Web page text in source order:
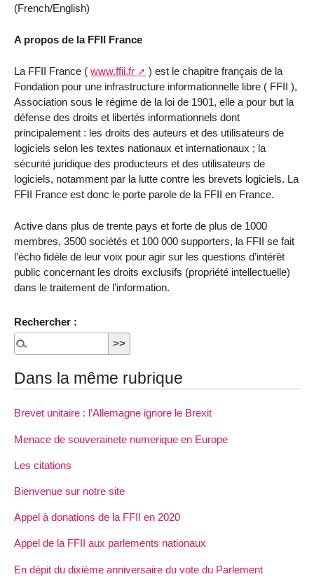
(French/English)
A propos de la FFII France
La FFII France ( www.ffii.fr
) est le chapitre français de la
Fondation pour une infrastructure informationnelle libre ( FFII ),
Association sous le régime de la loi de 1901, elle a pour but la
défense des droits et libertés informationnels dont
principalement : les droits des auteurs et des utilisateurs de
logiciels selon les textes nationaux et internationaux ; la
sécurité juridique des producteurs et des utilisateurs de
logiciels, notamment par la lutte contre les brevets logiciels. La
FFII France est donc le porte parole de la FFII en France.
Active dans plus de trente pays et forte de plus de 1000
membres, 3500 sociétés et 100 000 supporters, la FFII se fait
l’écho fidèle de leur voix pour agir sur les questions d’intérêt
public concernant les droits exclusifs (propriété intellectuelle)
dans le traitement de l’information.
Rechercher :
Dans la même rubrique
Brevet unitaire : l’Allemagne ignore le Brexit
Menace de souverainete numerique en Europe
Les citations
Bienvenue sur notre site
Appel à donations de la FFII en 2020
Appel de la FFII aux parlements nationaux
En dépit du dixième anniversaire du vote du Parlement